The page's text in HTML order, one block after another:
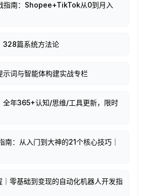
指南：Shopee+TikTok从0到月入
328篇系统方法论
词与智能体构建实战专栏
全年365+认知/思维/工具更新，限时
：从入门到大神的21个核心技巧｜
｜零基础到变现的自动化机器人开发指